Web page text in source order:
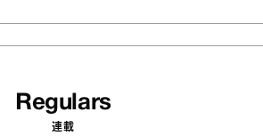
Regulars
連載